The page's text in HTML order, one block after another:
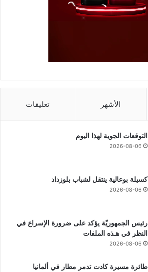
الأشهر تعليقات
التوقعات الجوية لهذا اليوم
2026-08-06
كسيلة بوعالية ينتقل لشباب بلوزداد
2026-08-06
رئيس الجمهوريّة يؤكد على ضرورة الإسراع في
النظر في هـذه الملفات
2026-08-06
طائرة مسيرة كادت تدمر مطار في ألمانيا